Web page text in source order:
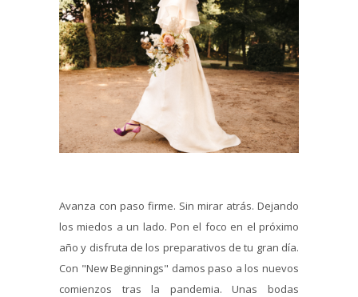
Avanza con paso firme. Sin mirar atrás. Dejando
los miedos a un lado. Pon el foco en el próximo
año y disfruta de los preparativos de tu gran día.
Con "New Beginnings" damos paso a los nuevos
comienzos tras la pandemia. Unas bodas